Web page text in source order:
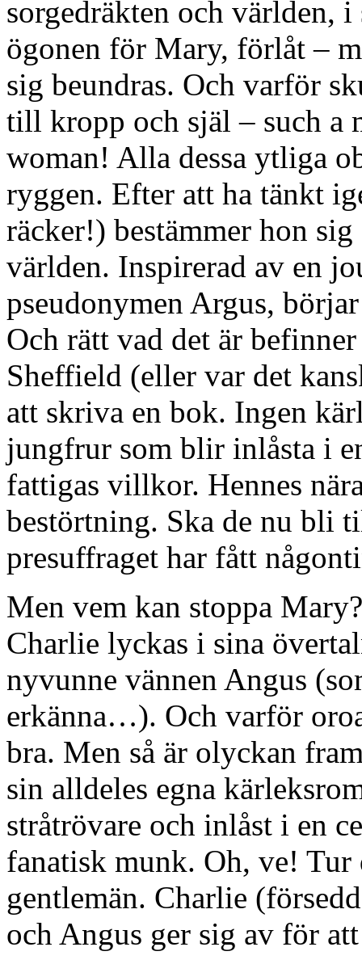
sorgedräkten och världen,
ögonen för Mary, förlåt –
sig beundras. Och varför
till kropp och själ – such a
woman! Alla dessa ytliga
ryggen. Efter att ha tänkt
räcker!) bestämmer hon
världen. Inspirerad av en
pseudonymen Argus,
Och rätt vad det är
Sheffield (eller var det
att skriva en bok. Ingen
jungfrur som blir inlåsta i
fattigas villkor. Hennes
bestörtning. Ska de nu bli
presuffraget har fått
Men vem kan stoppa
Charlie lyckas i sina
nyvunne vännen Angus
erkänna…). Och varför
bra. Men så är olyckan
sin alldeles egna
stråtrövare och inlåst i en
fanatisk munk. Oh, ve!
gentlemän. Charlie
och Angus ger sig av för